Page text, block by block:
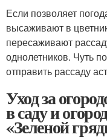
Если позволяет
высаживают в
пересаживают
однолетников. Чуть
отправить рассаду
Уход за
в саду и
«Зеленой